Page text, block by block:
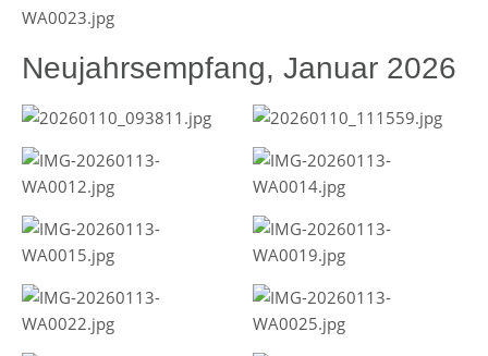
Neujahrsempfang, Januar 2026